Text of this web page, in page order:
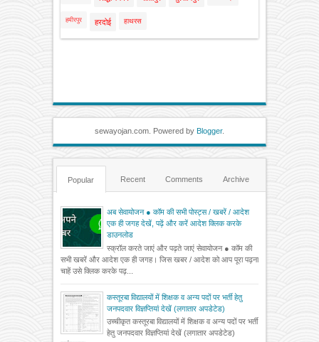
हमीरपुर हरदोई हाथरस
sewayojan.com. Powered by Blogger.
Popular Recent Comments Archive
अब सेवायोजन ● कॉम की सभी पोस्ट्स / खबरें / आदेश
एक ही जगह देखें, पढ़ें और करें आदेश क्लिक करके
डाउनलोड
स्क्रॉल करते जाएं और पढ़ते जाएं सेवायोजन ● कॉम की
सभी खबरें और आदेश एक ही जगह। जिस खबर / आदेश को आप पूरा पढ़ना
चाहें उसे क्लिक करके पढ़...
कस्तूरबा विद्यालयों में शिक्षक व अन्य पदों पर भर्ती हेतु
जनपदवार विज्ञप्तियां देखें (लगातार अपडेटेड)
उच्चीकृत कस्तूरबा विद्यालयों में शिक्षक व अन्य पदों पर भर्ती
हेतु जनपदवार विज्ञप्तियां देखें (लगातार अपडेटेड)